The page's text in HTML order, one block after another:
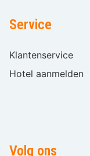
Service
Klantenservice
Hotel aanmelden
Volg ons